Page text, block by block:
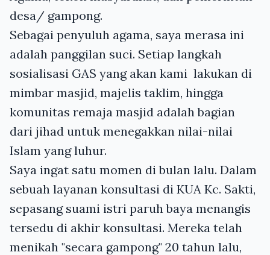
desa/ gampong.
Sebagai penyuluh agama, saya merasa ini
adalah panggilan suci. Setiap langkah
sosialisasi GAS yang akan kami lakukan di
mimbar masjid, majelis taklim, hingga
komunitas remaja masjid adalah bagian
dari jihad untuk menegakkan nilai-nilai
Islam yang luhur.
Saya ingat satu momen di bulan lalu. Dalam
sebuah layanan konsultasi di KUA Kc. Sakti,
sepasang suami istri paruh baya menangis
tersedu di akhir konsultasi. Mereka telah
menikah "secara gampong" 20 tahun lalu,